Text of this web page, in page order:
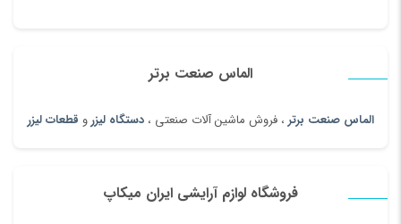
الماس صنعت برتر
الماس صنعت برتر، فروش ماشین آلات صنعتی ، دستگاه لیزرو قطعات لیزر
فروشگاه لوازم آرایشی ایران میکاپ